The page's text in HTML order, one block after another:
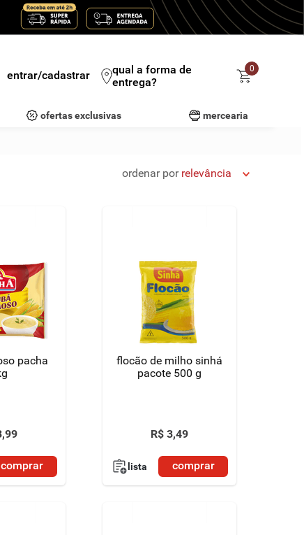
entrar/cadastrar
qual a forma de
entrega?
0
ofertas exclusivas mercearia
ordenar por relevância
pacha
,99
comprar
flocão de milho sinhá
pacote 500 g
R$ 3,49
lista comprar